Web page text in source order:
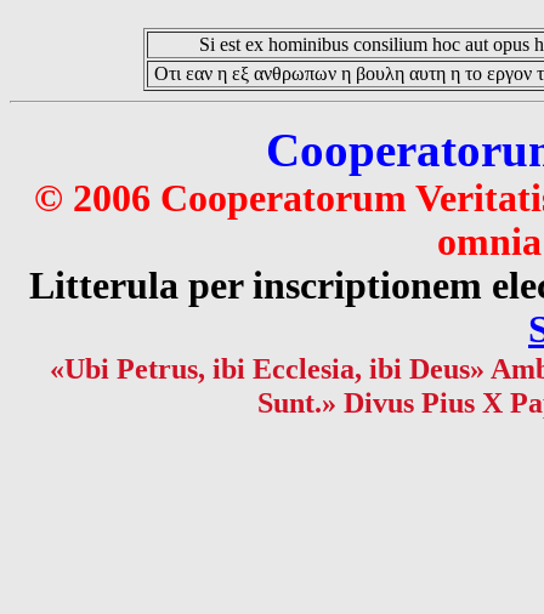
Si est ex hominibus consilium hoc aut opus
Οτι εαν η εξ ανθρωπων η βουλη αυτη η το εργον
© 2006 Cooperatorum
Litterula per inscriptionem
«Ubi Petrus, ibi Ecclesia, ibi Deus»
Sunt.» Divus Pius X